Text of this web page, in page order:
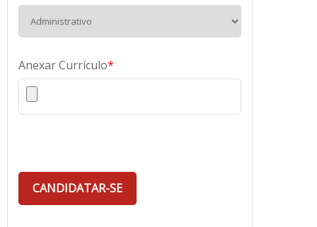
Anexar Currículo*